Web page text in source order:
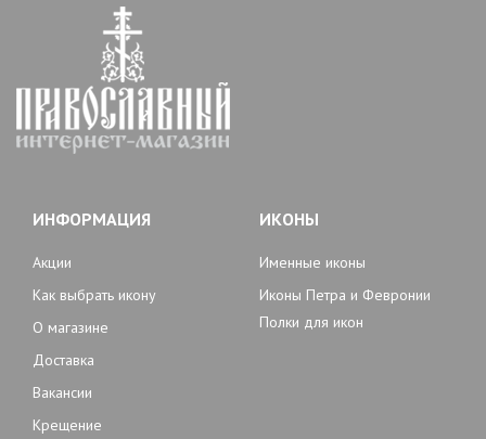
ИНФОРМАЦИЯ
Акции
Как выбрать икону
О магазине
Доставка
Вакансии
Крещение
ИКОНЫ
Именные иконы
Иконы Петра и Февронии
Полки для икон